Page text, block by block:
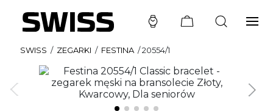
SWISS / ZEGARKI / FESTINA /20554/1